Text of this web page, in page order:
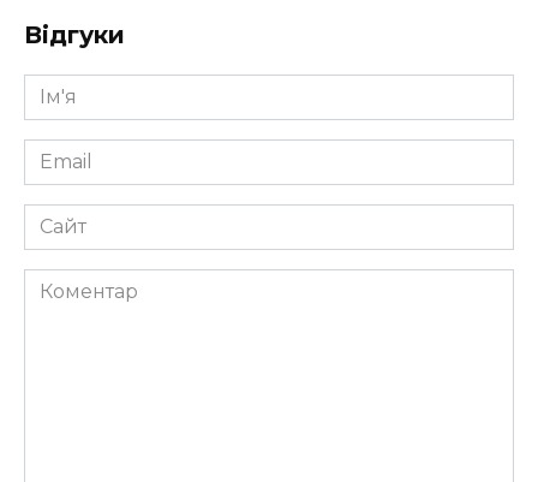
Відгуки
Ім'я
*
Email
*
Сайт
Коментар